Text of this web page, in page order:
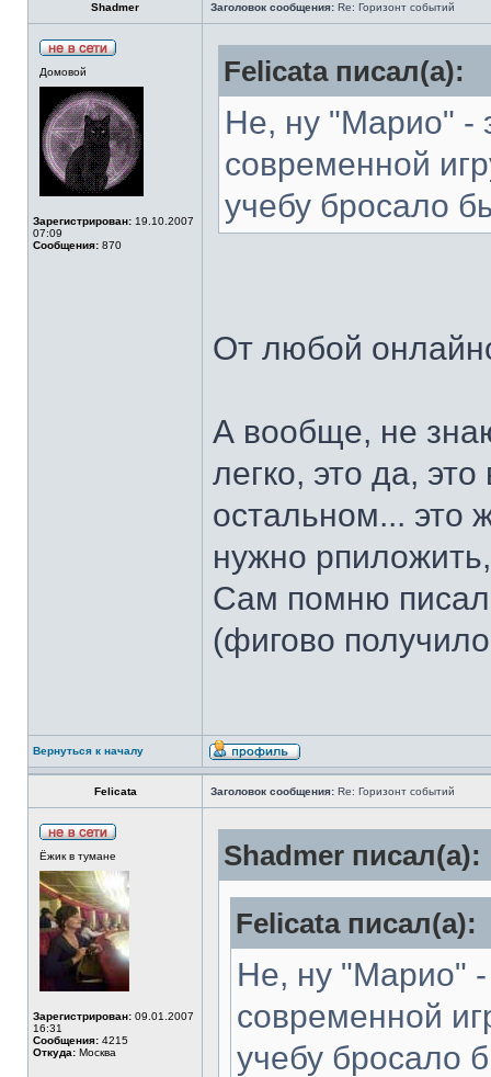
Shadmer Заголовок сообщения: Re: Горизонт событий
Домовой
Зарегистрирован: 19.10.2007
07:09
Сообщения: 870
Felicata писал(а):
Не, ну "Марио" -
современной
учебу бросало
От любой
А вообще, не
легко, это да,
остальном... это
нужно
Сам помню писал
(фигово
Вернуться к началу
Felicata Заголовок сообщения: Re: Горизонт событий
Ёжик в тумане
Зарегистрирован: 09.01.2007
16:31
Сообщения: 4215
Откуда: Москва
Shadmer писал(а):
Felicata писал(а):
Не, ну "Марио" -
современной
учебу бросало